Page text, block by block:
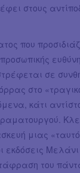
στους
που
σε
στο
κάτι
μιας
εκδόσεις
του